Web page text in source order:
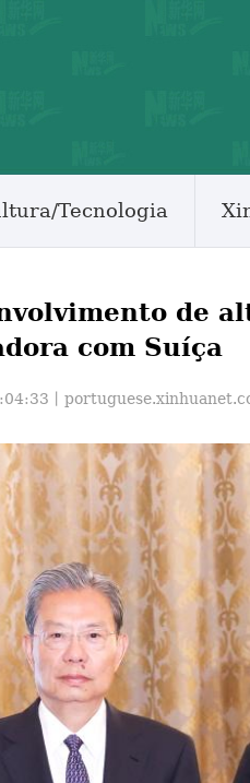
Tecnologia
de
com Suíça
丨